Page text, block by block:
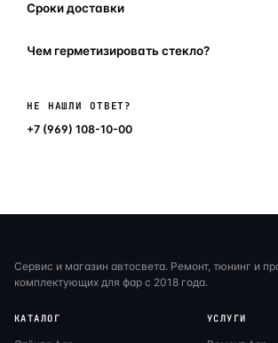
Сроки доставки
Чем герметизировать стекло?
НЕ НАШЛИ ОТВЕТ?
+7 (969) 108-10-00
Сервис и магазин автосвета. Ремонт, тюнинг и
комплектующих для фар с 2018 года.
КАТАЛОГ УСЛУГИ